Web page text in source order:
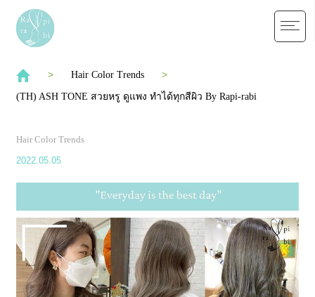
Hair Color Trends
(TH) ASH TONE สวยหรู ดูแพง ทำได้ทุกสีผิว By Rapi-rabi
Hair Color Trends
2022.05.05